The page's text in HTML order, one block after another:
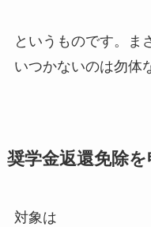
というものです。ま
いつかないのは勿体
奨学金返還免除
対象は